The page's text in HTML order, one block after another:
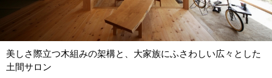
美しさ際立つ木組みの架構と、大家族にふさわしい広々とした
土間サロン